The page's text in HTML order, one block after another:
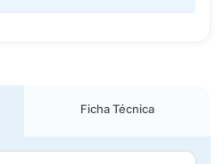
Ficha Técnica